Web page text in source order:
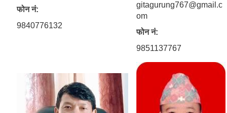
फोन नं:
9840776132
gitagurung767@gmail.c
om
फोन नं:
9851137767